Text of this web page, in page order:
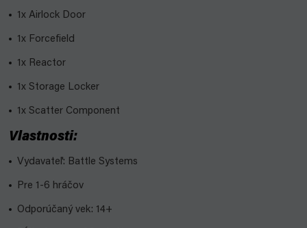
1x Airlock Door
1x Forcefield
1x Reactor
1x Storage Locker
1x Scatter Component
Vlastnosti:
Vydavateľ: Battle Systems
Pre 1-6 hráčov
Odporúčaný vek: 14+